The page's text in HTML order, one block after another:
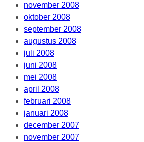
november 2008
oktober 2008
september 2008
augustus 2008
juli 2008
juni 2008
mei 2008
april 2008
februari 2008
januari 2008
december 2007
november 2007